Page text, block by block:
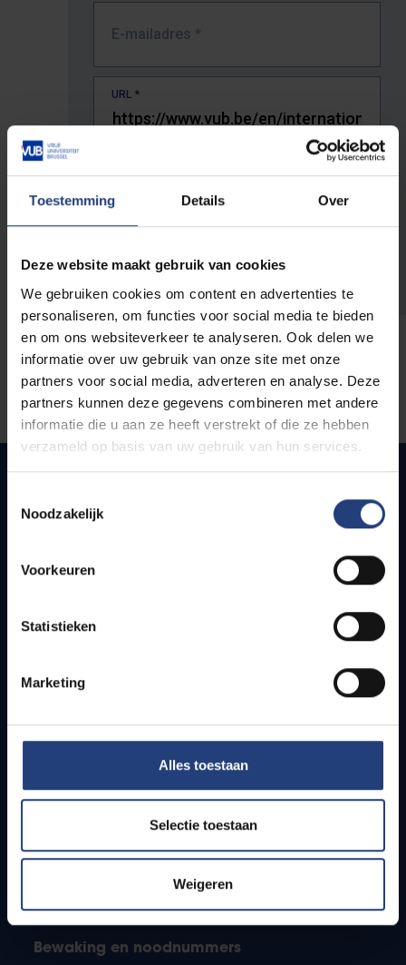
Toestemming Details Over
Deze website maakt gebruik van cookies
We gebruiken cookies om content en advertenties te
personaliseren, om functies voor social media te bieden
en om ons websiteverkeer te analyseren. Ook delen we
informatie over uw gebruik van onze site met onze
partners voor social media, adverteren en analyse. Deze
partners kunnen deze gegevens combineren met andere
informatie die u aan ze heeft verstrekt of die ze hebben
verzameld op basis van uw gebruik van hun services.
Noodzakelijk
Voorkeuren
Statistieken
Marketing
Alles toestaan
Selectie toestaan
Weigeren
E-mailadres *
URL *
De volledige URL van de pagina waar je de fout zag.
Snel naar
Bereikbaarheid
Studenten
PhD-studenten
Leerkrachten en secundaire scholen
Bewaking en noodnummers